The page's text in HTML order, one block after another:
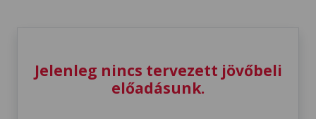
Jelenleg nincs tervezett jövőbeli
előadásunk.